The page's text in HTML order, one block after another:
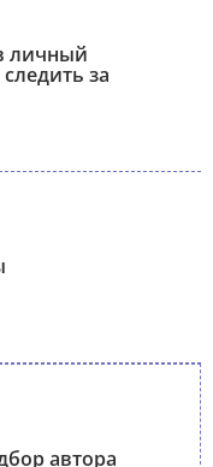
личный
за
автора